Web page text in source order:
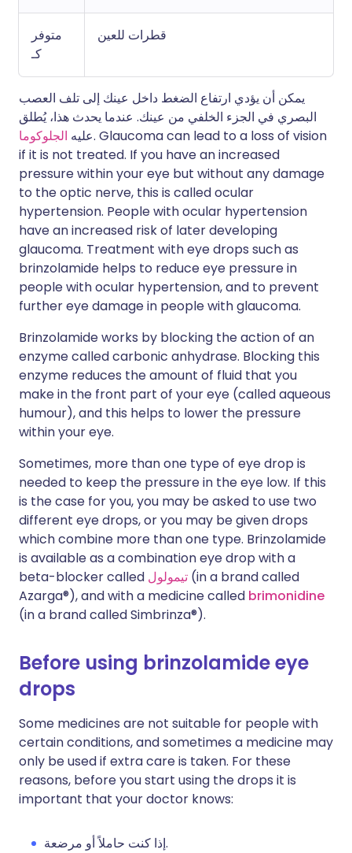
متوفر
كـ
قطرات للعين
يمكن أن يؤدي ارتفاع الضغط داخل عينك إلى تلف العصب
البصري في الجزء الخلفي من عينك. عندما يحدث هذا، يُطلق
عليه الجلوكوما
. Glaucoma can lead to a loss of vision
if it is not treated. If you have an increased
pressure within your eye but without any damage
to the optic nerve, this is called ocular
hypertension. People with ocular hypertension
have an increased risk of later developing
glaucoma. Treatment with eye drops such as
brinzolamide helps to reduce eye pressure in
people with ocular hypertension, and to prevent
further eye damage in people with glaucoma.
Brinzolamide works by blocking the action of an
enzyme called carbonic anhydrase. Blocking this
enzyme reduces the amount of fluid that you
make in the front part of your eye (called aqueous
humour), and this helps to lower the pressure
within your eye.
Sometimes, more than one type of eye drop is
needed to keep the pressure in the eye low. If this
is the case for you, you may be asked to use two
different eye drops, or you may be given drops
which combine more than one type. Brinzolamide
is available as a combination eye drop with a
beta-blocker called تيمولول (in a brand called
Azarga®), and with a medicine called brimonidine
(in a brand called Simbrinza®).
Before using brinzolamide eye
drops
Some medicines are not suitable for people with
certain conditions, and sometimes a medicine may
only be used if extra care is taken. For these
reasons, before you start using the drops it is
important that your doctor knows:
إذا كنت حاملاً أو مرضعة.